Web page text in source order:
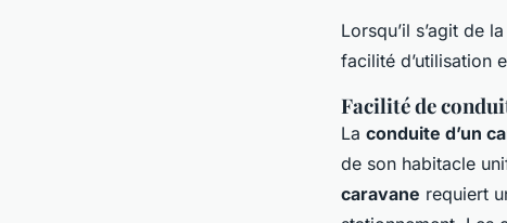
Lorsqu’il s’agit de la
facilité d’utilisation
Facilité de
La conduite d’un
de son habitacle
caravane requiert